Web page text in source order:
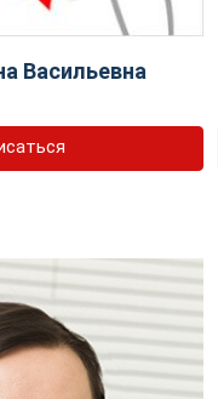
Васильевна